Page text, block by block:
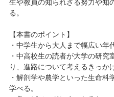
生や教員の知られざる努力や知
る。
【本書のポイント】
・中学生から大人まで幅広い年
・中高校生の読者が大学の研
り、進路について考えるきっか
・解剖学や農学といった生命
学べる。